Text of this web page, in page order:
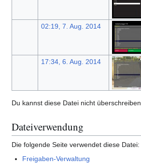
02:19, 7. Aug. 2014
17:34, 6. Aug. 2014
Du kannst diese Datei nicht überschreiben.
Dateiverwendung
Die folgende Seite verwendet diese Datei:
Freigaben-Verwaltung